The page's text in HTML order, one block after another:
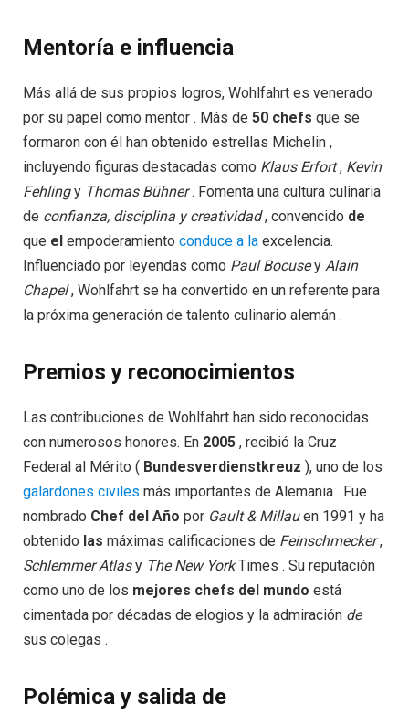
Mentoría e influencia
Más allá de sus propios logros, Wohlfahrt es venerado
por su papel como mentor . Más de 50 chefs que se
formaron con él han obtenido estrellas Michelin ,
incluyendo figuras destacadas como Klaus Erfort, Kevin
Fehlingy Thomas Bühner. Fomenta una cultura culinaria
de confianza, disciplina y creatividad, convencido de
que el empoderamiento conduce a la excelencia.
Influenciado por leyendas como Paul Bocusey Alain
Chapel, Wohlfahrt se ha convertido en un referente para
la próxima generación de talento culinario alemán .
Premios y reconocimientos
Las contribuciones de Wohlfahrt han sido reconocidas
con numerosos honores. En 2005 , recibió la Cruz
Federal al Mérito ( Bundesverdienstkreuz ), uno de los
galardones civiles más importantes de Alemania . Fue
nombrado Chef del Año por Gault & Millauen 1991 y ha
obtenido las máximas calificaciones de Feinschmecker,
Schlemmer Atlasy The New YorkTimes . Su reputación
como uno de los mejores chefs del mundo está
cimentada por décadas de elogios y la admiración de
sus colegas .
Polémica y salida de